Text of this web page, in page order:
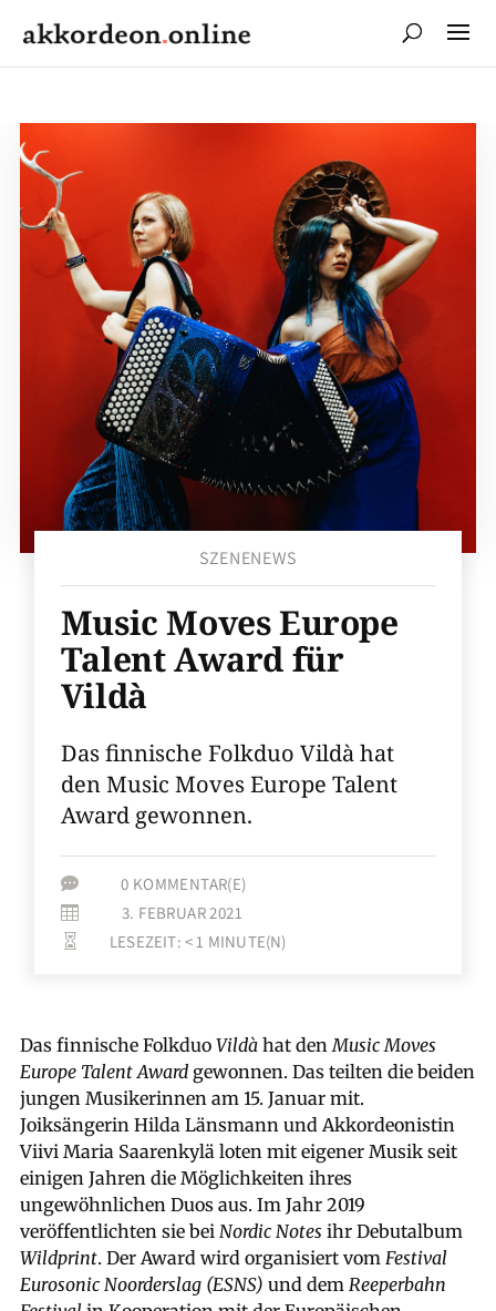
SZENENEWS
Music Moves Europe
Talent Award für
Vildà
Das finnische Folkduo Vildà hat
den Music Moves Europe Talent
Award gewonnen.
 0 KOMMENTAR(E)
 3. FEBRUAR 2021
 LESEZEIT: < 1 MINUTE(N)
Das finnische Folkduo Vildàhat denMusic Moves
Europe Talent Awardgewonnen. Das teilten die beiden
jungen Musikerinnen am 15. Januar mit.
Joiksängerin Hilda Länsmann und Akkordeonistin
Viivi Maria Saarenkylä loten mit eigener Musik seit
einigen Jahren die Möglichkeiten ihres
ungewöhnlichen Duos aus. Im Jahr 2019
veröffentlichten sie bei Nordic Notes ihr Debutalbum
Wildprint. Der Award wird organisiert vom Festival
Eurosonic Noorderslag (ESNS) und dem Reeperbahn